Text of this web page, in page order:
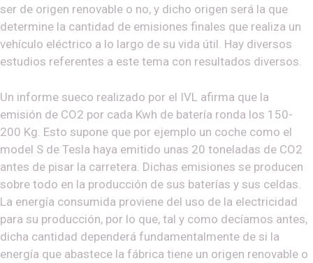
ser de origen renovable o no, y dicho origen será la que
determine la cantidad de emisiones finales que realiza un
vehículo eléctrico a lo largo de su vida útil. Hay diversos
estudios referentes a este tema con resultados diversos.
Un informe sueco realizado por el IVL afirma que la
emisión de CO2 por cada Kwh de batería ronda los 150-
200 Kg. Esto supone que por ejemplo un coche como el
model S de Tesla haya emitido unas 20 toneladas de CO2
antes de pisar la carretera. Dichas emisiones se producen
sobre todo en la producción de sus baterías y sus celdas.
La energía consumida proviene del uso de la electricidad
para su producción, por lo que, tal y como decíamos antes,
dicha cantidad dependerá fundamentalmente de si la
energía que abastece la fábrica tiene un origen renovable o